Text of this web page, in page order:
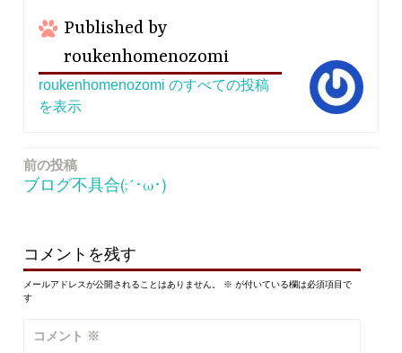
Published by
roukenhomenozomi
roukenhomenozomi のすべての投稿
を表示
投
稿
ビ
ゲ
シ
前の投稿
ブログ不具合(;´･ω･)
コメントを残す
メールアドレスが公開されることはありません。 ※ が付いている欄は必須項目で
す
コメント ※